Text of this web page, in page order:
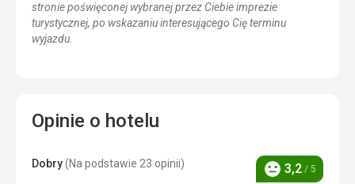
stronie poświęconej wybranej przez Ciebie imprezie
turystycznej, po wskazaniu interesującego Cię terminu
wyjazdu.
Opinie o hotelu
Dobry(Na podstawie 23 opinii)
Ocena
3,2 / 5